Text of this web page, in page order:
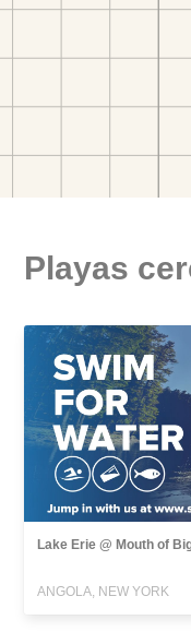
Playas
Lake Erie @ Mouth of
ANGOLA, NEW YORK